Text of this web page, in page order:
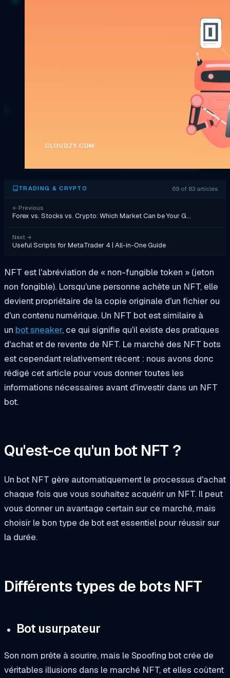
TRADING & CRYPTO 69 of 83 articles
← Previous
Forex vs. Stocks vs. Crypto: Which Market Can be Your G…
Next →
Useful Scripts for MetaTrader 4 | All-in-One Guide
NFT est l'abréviation de « non-fungible token » (jeton
non fongible). Lorsqu'une personne achète un NFT, elle
devient propriétaire de la copie originale d'un fichier ou
d'un contenu numérique. Un NFT bot est similaire à
un bot sneaker, ce qui signifie qu'il existe des pratiques
d'achat et de revente de NFT. Le marché des NFT bots
est cependant relativement récent : nous avons donc
rédigé cet article pour vous donner toutes les
informations nécessaires avant d'investir dans un NFT
bot.
Qu'est-ce qu'un bot NFT ?
Un bot NFT gère automatiquement le processus d'achat
chaque fois que vous souhaitez acquérir un NFT. Il peut
vous donner un avantage certain sur ce marché, mais
choisir le bon type de bot est essentiel pour réussir sur
la durée.
Différents types de bots NFT
Bot usurpateur
Son nom prête à sourire, mais le Spoofing bot crée de
véritables illusions dans le marché NFT, et elles coûtent